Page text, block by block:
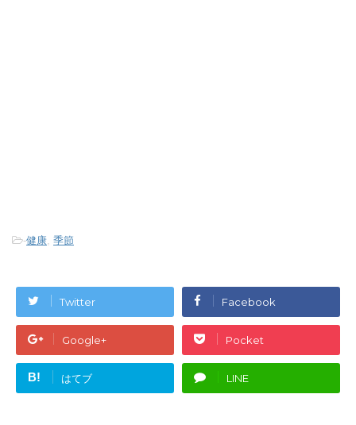
-健康, 季節
Twitter Facebook
Google+ Pocket
B! はてブ LINE